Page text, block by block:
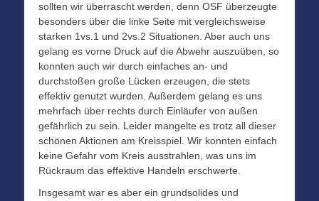
sollten wir überrascht werden, denn OSF überzeugte
besonders über die linke Seite mit vergleichsweise
starken 1vs.1 und 2vs.2 Situationen. Aber auch uns
gelang es vorne Druck auf die Abwehr auszuüben, so
konnten auch wir durch einfaches an- und
durchstoßen große Lücken erzeugen, die stets
effektiv genutzt wurden. Außerdem gelang es uns
mehrfach über rechts durch Einläufer von außen
gefährlich zu sein. Leider mangelte es trotz all dieser
schönen Aktionen am Kreisspiel. Wir konnten einfach
keine Gefahr vom Kreis ausstrahlen, was uns im
Rückraum das effektive Handeln erschwerte.
Insgesamt war es aber ein grundsolides und